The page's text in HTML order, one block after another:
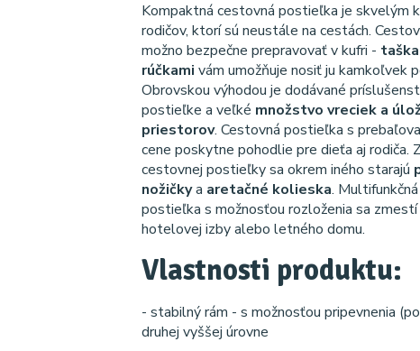
Kompaktná cestovná postieľka je skvelým
rodičov, ktorí sú neustále na cestách.
možno bezpečne prepravovať v kufri -
rúčkami vám umožňuje nosiť ju kamkoľvek
Obrovskou výhodou je dodávané
postieľke a veľké množstvo vreciek a
priestorov. Cestovná postieľka s
cene poskytne pohodlie pre dieťa aj rodiča.
cestovnej postieľky sa okrem iného starajú
nožičkya aretačné kolieska.
postieľka s možnosťou rozloženia sa zmestí
hotelovej izby alebo letného domu.
Vlastnosti produktu:
- stabilný rám - s možnosťou pripevnenia
druhej vyššej úrovne